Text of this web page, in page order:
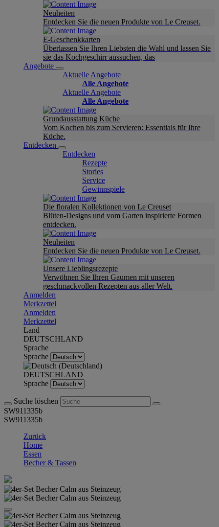
Neuheiten
Entdecken Sie die neuen Produkte von Le Creuset.
E-Geschenkkarten
Überlassen Sie Ihren Liebsten die Wahl und lassen Sie
sie das Kochgeschirr aussuchen, das
Angebote
Aktuelle Angebote
Alle Angebote
Aktuelle Angebote
Alle Angebote
Grundausstattung Küche
Vom Kochen bis zum Servieren: Essentials für Ihre
Küche.
Entdecken
Entdecken
Rezepte
Stories
Service
Gewinnspiele
Die floralen Kollektionen von Le Creuset
Blüten-Designs und vom Garten inspirierte Formen
entdecken.
Neuheiten
Entdecken Sie die neuen Produkte von Le Creuset.
Unsere Lieblingsrezepte
Verwöhnen Sie Ihren Gaumen mit unseren
geschmackvollen Rezepten aus aller Welt.
Anmelden
Merkzettel
Anmelden
Merkzettel
Land
DEUTSCHLAND
Sprache
Sprache
DEUTSCHLAND
Sprache
Suche löschen
SW911335b
SW911335b
Zurück
Home
Essen
Becher & Tassen